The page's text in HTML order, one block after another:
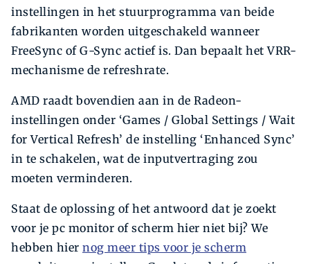
instellingen in het stuurprogramma van beide
fabrikanten worden uitgeschakeld wanneer
FreeSync of G-Sync actief is. Dan bepaalt het VRR-
mechanisme de refreshrate.
AMD raadt bovendien aan in de Radeon-
instellingen onder ‘Games / Global Settings / Wait
for Vertical Refresh’ de instelling ‘Enhanced Sync’
in te schakelen, wat de inputvertraging zou
moeten verminderen.
Staat de oplossing of het antwoord dat je zoekt
voor je pc monitor of scherm hier niet bij? We
hebben hier nog meer tips voor je scherm